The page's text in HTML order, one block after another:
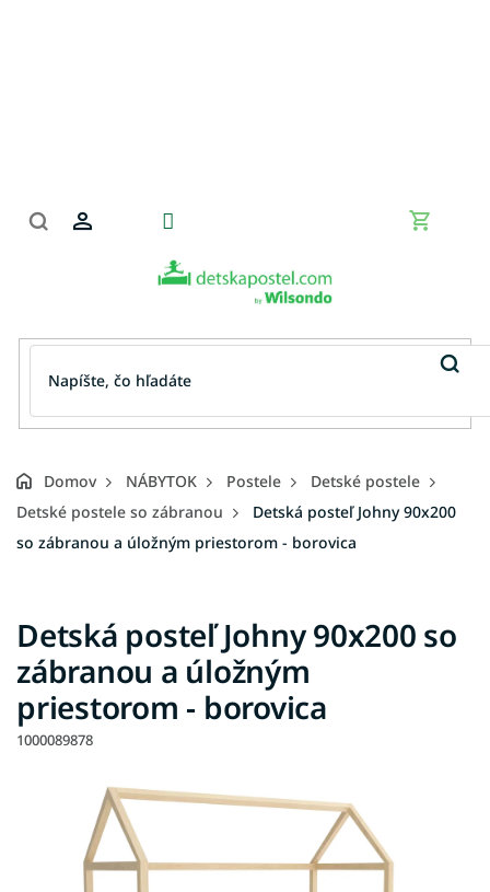
Domov NÁBYTOK Postele
Detské postele
Detské postele so zábranou
Detská posteľ Johny 90x200
so zábranou a úložným priestorom - borovica
Detská posteľ Johny 90x200 so
zábranou a úložným
priestorom - borovica
1000089878